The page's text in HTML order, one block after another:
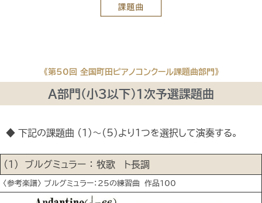
《第50回 全国町田ピアノコンクール課題曲部門》
A部門（小３以下）１次予選課題曲
◆ 下記の課題曲 (1)～(5)より１つを選択して演奏する。
(1) ブルグミュラー ： 牧歌 ト長調
〈参考楽譜〉 ブルグミュラー：25の練習曲 作品100